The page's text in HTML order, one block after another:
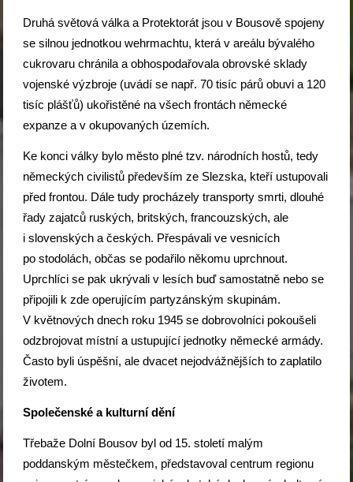
Druhá světová válka a Protektorát jsou v Bousově spojeny
se silnou jednotkou wehrmachtu, která v areálu bývalého
cukrovaru chránila a obhospodařovala obrovské sklady
vojenské výzbroje (uvádí se např. 70 tisíc párů obuvi a 120
tisíc plášťů) ukořistěné na všech frontách německé
expanze a v okupovaných územích.
Ke konci války bylo město plné tzv. národních hostů, tedy
německých civilistů především ze Slezska, kteří ustupovali
před frontou. Dále tudy procházely transporty smrti, dlouhé
řady zajatců ruských, britských, francouzských, ale
i slovenských a českých. Přespávali ve vesnicích
po stodolách, občas se podařilo někomu uprchnout.
Uprchlíci se pak ukrývali v lesích buď samostatně nebo se
připojili k zde operujícím partyzánským skupinám.
V květnových dnech roku 1945 se dobrovolníci pokoušeli
odzbrojovat místní a ustupující jednotky německé armády.
Často byli úspěšní, ale dvacet nejodvážnějších to zaplatilo
životem.
Společenské a kulturní dění
Třebaže Dolní Bousov byl od 15. století malým
poddanským městečkem, představoval centrum regionu